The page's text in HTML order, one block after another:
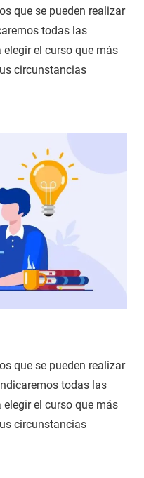
que se pueden realizar
todas las
el curso que más
circunstancias
que se pueden realizar
todas las
el curso que más
circunstancias